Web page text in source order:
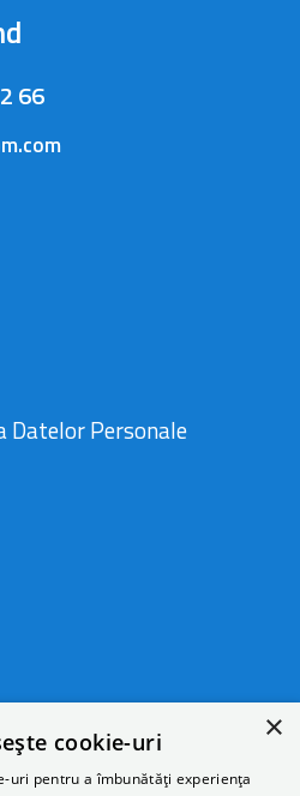
66
Datelor Personale
×
cookie-uri
uri pentru a îmbunătăți experiența